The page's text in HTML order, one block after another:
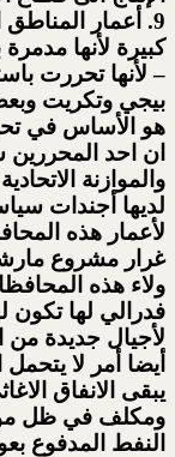
9. أعمار
بيجي وتكريت
هو الأساس في
والموازنة
لديها أجندات
لأعمار هذه
غرار مشروع
ولاء هذه
فدرالي لها تكون
لأجيال جديدة من
أيضا أمر لا
يبقى الانفاق
ومكلف في ظل
النفط المدفوع